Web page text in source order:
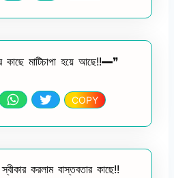
কাছে মাটিচাপা হয়ে আছে!!━❞
COPY
করলাম বাস্তবতার কাছে!!